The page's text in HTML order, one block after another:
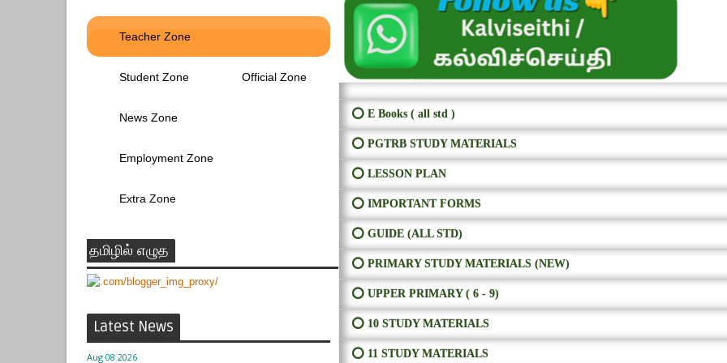
Teacher Zone
Student Zone Official Zone
News Zone
Employment Zone
Extra Zone
தமிழில் எழுத
Latest News
Aug 08 2026
⭕ E Books ( all std )
⭕ PGTRB STUDY MATERIALS
⭕ LESSON PLAN
⭕ IMPORTANT FORMS
⭕ GUIDE (ALL STD)
⭕ PRIMARY STUDY MATERIALS (NEW)
⭕ UPPER PRIMARY ( 6 - 9)
⭕ 10 STUDY MATERIALS
⭕ 11 STUDY MATERIALS